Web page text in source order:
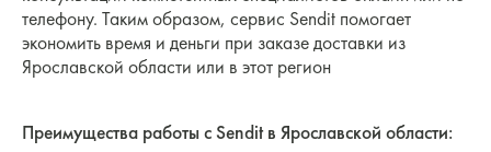
телефону. Таким образом, сервис Sendit помогает
экономить время и деньги при заказе доставки из
Ярославской области или в этот регион
Преимущества работы с Sendit в Ярославской области: